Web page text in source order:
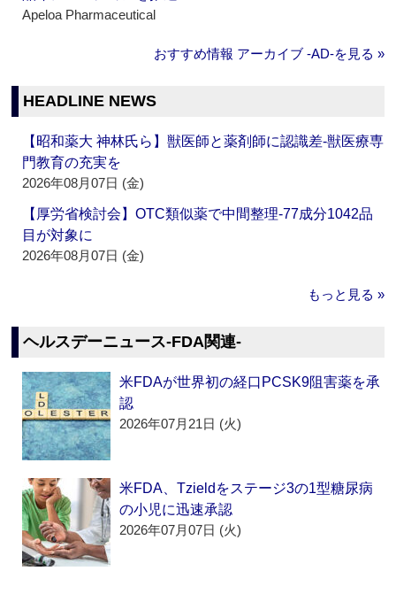
Apeloa Pharmaceutical
おすすめ情報 アーカイブ ‐AD‐を見る »
HEADLINE NEWS
【昭和薬大 神林氏ら】獣医師と薬剤師に認識差‐獣医療専
門教育の充実を
2026年08月07日 (金)
【厚労省検討会】OTC類似薬で中間整理‐77成分1042品
目が対象に
2026年08月07日 (金)
もっと見る »
ヘルスデーニュース‐FDA関連‐
米FDAが世界初の経口PCSK9阻害薬を承
認
2026年07月21日 (火)
米FDA、Tzieldをステージ3の1型糖尿病
の小児に迅速承認
2026年07月07日 (火)